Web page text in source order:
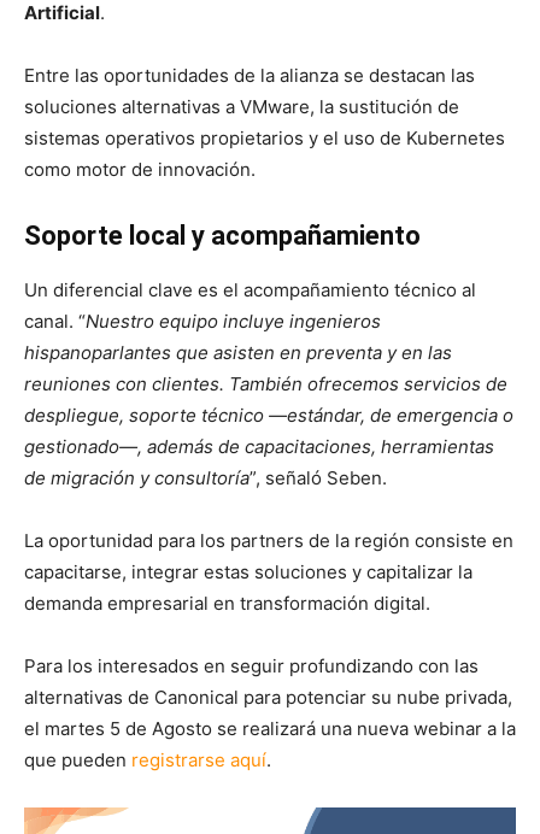
Artificial.
Entre las oportunidades de la alianza se destacan las
soluciones alternativas a VMware, la sustitución de
sistemas operativos propietarios y el uso de Kubernetes
como motor de innovación.
Soporte local y acompañamiento
Un diferencial clave es el acompañamiento técnico al
canal. “Nuestro equipo incluye ingenieros
hispanoparlantes que asisten en preventa y en las
reuniones con clientes. También ofrecemos servicios de
despliegue, soporte técnico —estándar, de emergencia o
gestionado—, además de capacitaciones, herramientas
de migración y consultoría”, señaló Seben.
La oportunidad para los partners de la región consiste en
capacitarse, integrar estas soluciones y capitalizar la
demanda empresarial en transformación digital.
Para los interesados en seguir profundizando con las
alternativas de Canonical para potenciar su nube privada,
el martes 5 de Agosto se realizará una nueva webinar a la
que pueden registrarse aquí.